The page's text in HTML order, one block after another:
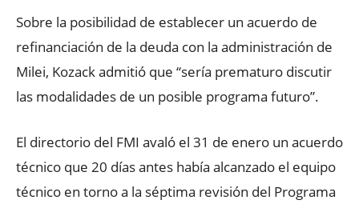
Sobre la posibilidad de establecer un acuerdo de
refinanciación de la deuda con la administración de
Milei, Kozack admitió que “sería prematuro discutir
las modalidades de un posible programa futuro”.
El directorio del FMI avaló el 31 de enero un acuerdo
técnico que 20 días antes había alcanzado el equipo
técnico en torno a la séptima revisión del Programa